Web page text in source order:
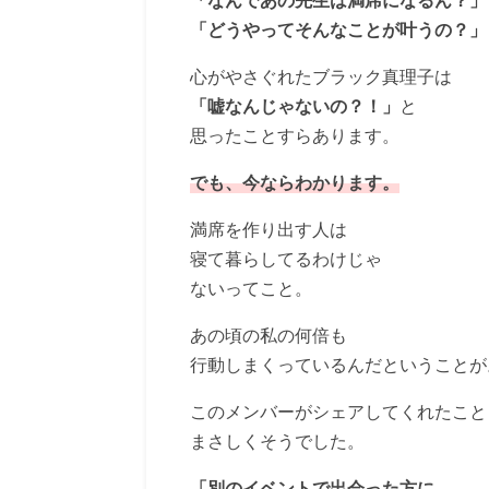
「どうやってそんなことが叶うの？」
心がやさぐれたブラック真理子は
「嘘なんじゃないの？！」 と
思ったことすらあります。
でも、今ならわかります。
満席を作り出す人は
寝て暮らしてるわけじゃ
ないってこと。
あの頃の私の何倍も
行動しまくっているんだということ
このメンバーがシェアしてくれたこ
まさしくそうでした。